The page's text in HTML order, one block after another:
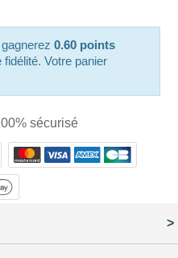
gagnerez0.60 points
Votre panier
sécurisé